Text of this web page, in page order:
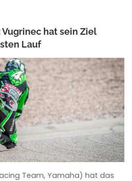
hat sein Ziel
Lauf
Team, Yamaha) hat das